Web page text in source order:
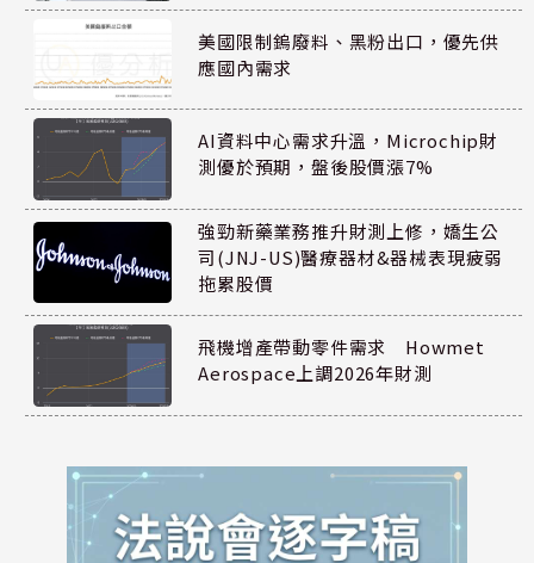
美國限制鎢廢料、黑粉出口，優先供
應國內需求
AI資料中心需求升溫，Microchip財
測優於預期，盤後股價漲7%
強勁新藥業務推升財測上修，嬌生公
司(JNJ-US)醫療器材&器械表現疲弱
拖累股價
飛機增產帶動零件需求 Howmet
Aerospace上調2026年財測